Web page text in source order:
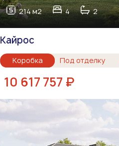
214 м2 4 2
Кайрос
Коробка Под отделку
10 617 757 ₽